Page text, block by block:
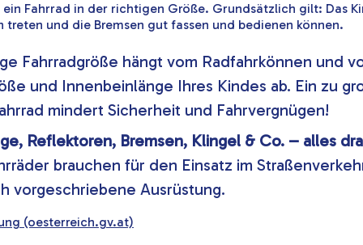
ein Fahrrad in der richtigen Größe. Grundsätzlich gilt: Das
treten und die Bremsen gut fassen und bedienen können.
Fahrradgröße hängt vom Radfahrkönnen und
und Innenbeinlänge Ihres Kindes ab. Ein zu
mindert Sicherheit und Fahrvergnügen!
Reflektoren, Bremsen, Klingel & Co. – alles
brauchen für den Einsatz im
vorgeschriebene Ausrüstung.
(oesterreich.gv.at)